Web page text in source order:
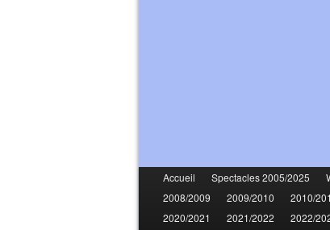
Accueil Spectacles 2005/2025
2008/2009
2009/2010 2010/
2020/2021
2021/2022 2022/